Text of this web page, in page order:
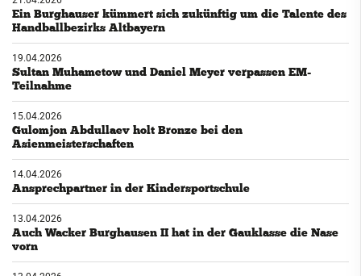
Ein Burghauser kümmert sich zukünftig um die Talente des
Handballbezirks Altbayern
19.04.2026
Sultan Muhametow und Daniel Meyer verpassen EM-
Teilnahme
15.04.2026
Gulomjon Abdullaev holt Bronze bei den
Asienmeisterschaften
14.04.2026
Ansprechpartner in der Kindersportschule
13.04.2026
Auch Wacker Burghausen II hat in der Gauklasse die Nase
vorn